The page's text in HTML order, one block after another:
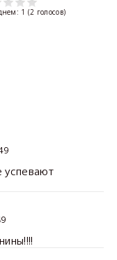
1 (2 голосов)
успевают